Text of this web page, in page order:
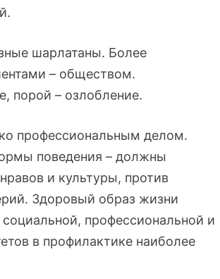
шарлатаны. Более
– обществом.
порой – озлобление.
профессиональным делом.
поведения – должны
и культуры, против
Здоровый образ жизни
профессиональной и
в профилактике наиболее